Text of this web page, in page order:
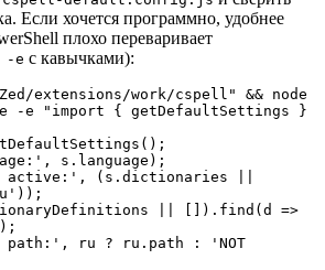
Если хочется программно, удобнее
плохо переваривает
-e с кавычками):
Zed/extensions/work/cspell" && node
-e "import { getDefaultSettings }
s.language);
active:', (s.dictionaries ||
|| []).find(d =>
path:', ru ? ru.path : 'NOT